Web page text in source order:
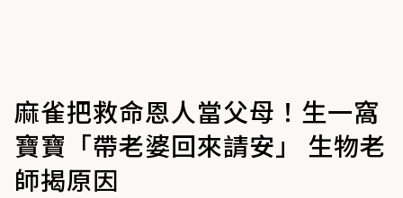
麻雀把救命恩人當父母！生一窩
寶寶「帶老婆回來請安」 生物老
師揭原因